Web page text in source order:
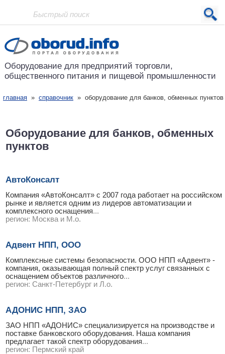
Проект основан в 2001 году
Оборудование для предприятий торговли,
общественного питания и пищевой промышленности
главная » справочник » оборудование для банков, обменных пунктов
Оборудование для банков, обменных
пунктов
АвтоКонсалт
Компания «АвтоКонсалт» с 2007 года работает на российском
рынке и является одним из лидеров автоматизации и
комплексного оснащения...
регион: Москва и М.о.
Адвент НПП, ООО
Комплексные системы безопасности. ООО НПП «Адвент» -
компания, оказывающая полный спектр услуг связанных с
оснащением объектов различного...
регион: Санкт-Петербург и Л.о.
АДОНИС НПП, ЗАО
ЗАО НПП «АДОНИС» специализируется на производстве и
поставке банковского оборудования. Наша компания
предлагает такой спектр оборудования...
регион: Пермский край